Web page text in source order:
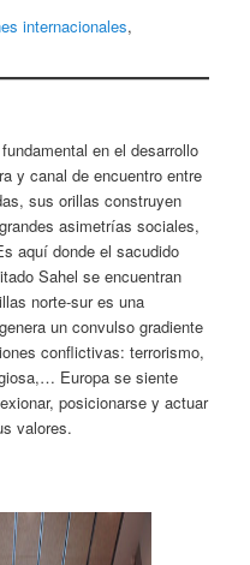
internacionales,
en el desarrollo
y canal de encuentro entre
sus orillas construyen
asimetrías sociales,
aquí donde el sacudido
Sahel se encuentran
norte-sur es una
un convulso gradiente
conflictivas: terrorismo,
Europa se siente
posicionarse y actuar
valores.